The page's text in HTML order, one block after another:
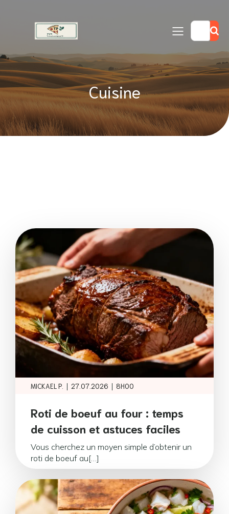
Cuisine
MICKAEL P. | 27.07.2026 | 8H00
Roti de boeuf au four : temps
de cuisson et astuces faciles
Vous cherchez un moyen simple d’obtenir un
roti de boeuf au[…]